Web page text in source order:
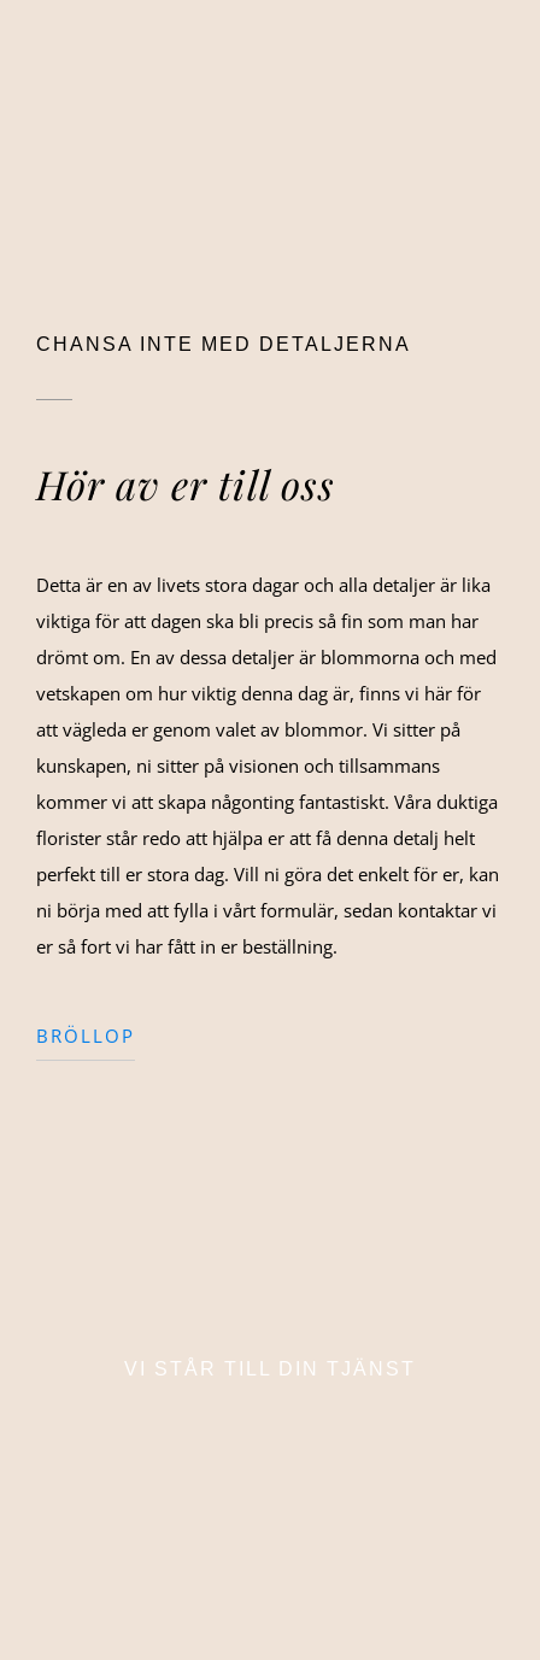
CHANSA INTE MED DETALJERNA
Hör av er till oss
Detta är en av livets stora dagar och alla detaljer är lika
viktiga för att dagen ska bli precis så fin som man har
drömt om. En av dessa detaljer är blommorna och med
vetskapen om hur viktig denna dag är, finns vi här för
att vägleda er genom valet av blommor. Vi sitter på
kunskapen, ni sitter på visionen och tillsammans
kommer vi att skapa någonting fantastiskt. Våra duktiga
florister står redo att hjälpa er att få denna detalj helt
perfekt till er stora dag. Vill ni göra det enkelt för er, kan
ni börja med att fylla i vårt formulär, sedan kontaktar vi
er så fort vi har fått in er beställning.
BRÖLLOP
VI STÅR TILL DIN TJÄNST